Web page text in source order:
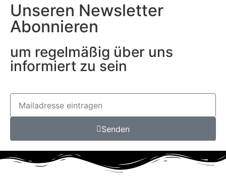
Unseren Newsletter
Abonnieren
um regelmäßig über uns
informiert zu sein
Senden